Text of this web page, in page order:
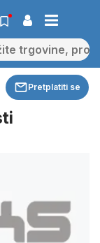
Pretplatiti se